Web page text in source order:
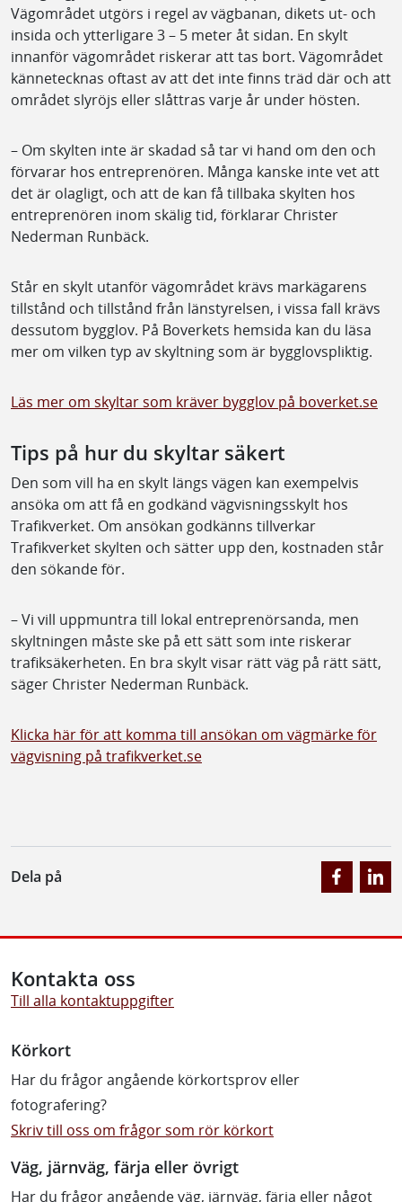
Vägområdet utgörs i regel av vägbanan, dikets ut- och
insida och ytterligare 3 – 5 meter åt sidan. En skylt
innanför vägområdet riskerar att tas bort. Vägområdet
kännetecknas oftast av att det inte finns träd där och att
området slyröjs eller slåttras varje år under hösten.
– Om skylten inte är skadad så tar vi hand om den och
förvarar hos entreprenören. Många kanske inte vet att
det är olagligt, och att de kan få tillbaka skylten hos
entreprenören inom skälig tid, förklarar Christer
Nederman Runbäck.
Står en skylt utanför vägområdet krävs markägarens
tillstånd och tillstånd från länstyrelsen, i vissa fall krävs
dessutom bygglov. På Boverkets hemsida kan du läsa
mer om vilken typ av skyltning som är bygglovspliktig.
Läs mer om skyltar som kräver bygglov på boverket.se
Tips på hur du skyltar säkert
Den som vill ha en skylt längs vägen kan exempelvis
ansöka om att få en godkänd vägvisningsskylt hos
Trafikverket. Om ansökan godkänns tillverkar
Trafikverket skylten och sätter upp den, kostnaden står
den sökande för.
– Vi vill uppmuntra till lokal entreprenörsanda, men
skyltningen måste ske på ett sätt som inte riskerar
trafiksäkerheten. En bra skylt visar rätt väg på rätt sätt,
säger Christer Nederman Runbäck.
Klicka här för att komma till ansökan om vägmärke för
vägvisning på trafikverket.se
Dela på
Kontakta oss
Till alla kontaktuppgifter
Körkort
Har du frågor angående körkortsprov eller
fotografering?
Skriv till oss om frågor som rör körkort
Väg, järnväg, färja eller övrigt
Har du frågor angående väg, järnväg, färja eller något